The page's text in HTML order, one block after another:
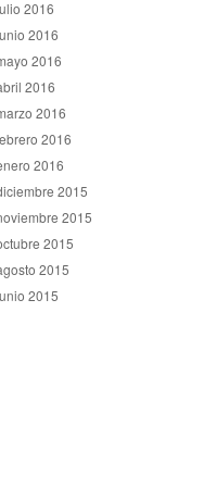
2016
2016
2016
2016
2016
2016
2016
2015
2015
2015
2015
2015